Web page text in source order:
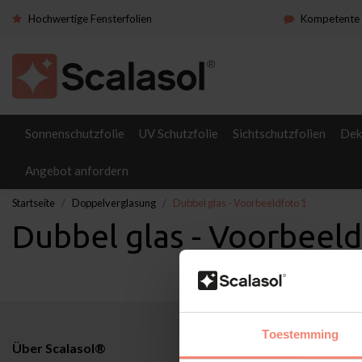
Toestemming
Hochwertige Fensterfolien Kompetente
Sonnenschutzfolie UV Schutzfolie Sichtschutzfolien
Angebot anfordern
Startseite Doppelverglasung Dubbel glas - Voorbeeldfoto 1
Dubbel glas -
Über Scalasol®